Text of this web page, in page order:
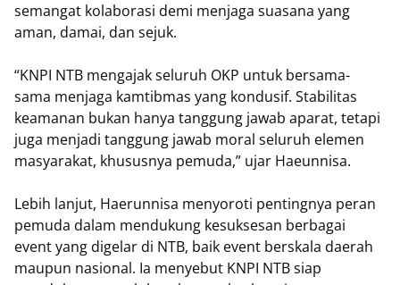
semangat kolaborasi demi menjaga suasana yang
aman, damai, dan sejuk.
“KNPI NTB mengajak seluruh OKP untuk bersama-
sama menjaga kamtibmas yang kondusif. Stabilitas
keamanan bukan hanya tanggung jawab aparat, tetapi
juga menjadi tanggung jawab moral seluruh elemen
masyarakat, khususnya pemuda,” ujar Haeunnisa.
Lebih lanjut, Haerunnisa menyoroti pentingnya peran
pemuda dalam mendukung kesuksesan berbagai
event yang digelar di NTB, baik event berskala daerah
maupun nasional. Ia menyebut KNPI NTB siap